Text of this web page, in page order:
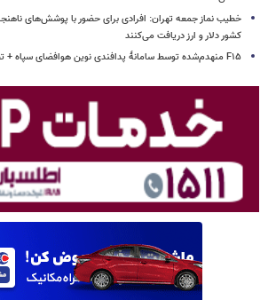
خطیب نماز جمعه تهران: افرادی برای حضور با پوشش‌های
کشور دلار و ارز دریافت می‌کنند
F۱۵ منهدم‌شده توسط سامانۀ پدافندی نوین هوافضای سپاه + تصاویر